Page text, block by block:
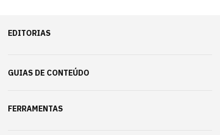
EDITORIAS
GUIAS DE CONTEÚDO
FERRAMENTAS